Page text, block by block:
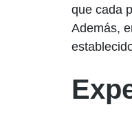
que cada
Además,